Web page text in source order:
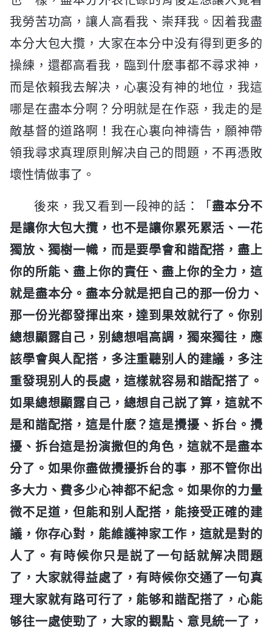
我勞苦功高，讓人高看我、崇拜我。因着我盡
本分大包大攬，大家在本分中没有得到更多的
操練，還都高看我，臨到什麽事都不尋求神，
而是依賴我去解决，心裏没有神的地位，我這
哪是在盡本分啊？分明就是在作惡，我走的是
敵基督的道路啊！我在心裏向神禱告，願神帶
領我尋求真理原則解决自己的問題，不再憑敗
壞性情做事了。
後來，我又看到一段神的話：「 盡本分不
是讓你大包大攬，也不是讓你累死累活、一花
獨放、獨樹一幟，而是要學會和諧配搭，盡上
你的所能、盡上你的責任、盡上你的全力，這
就是盡本分。盡本分就是把自己的那一份力、
那一份光都發揮出來，達到果效就行了。你别
總想顯露自己，别總想唱高調，獨來獨往，應
該學會與人配搭，多注重聽别人的建議，多注
重發現别人的長處，這樣就容易和諧配搭了。
如果總想顯露自己，總想自己説了算，這就不
是和諧配搭，這是什麽？這是攪擾、拆台。攪
擾、拆台這是扮演撒但的角色，這就不是盡本
分了。如果你盡做攪擾拆台的事，那不管你出
多大力、費多少心神都不紀念。如果你的力量
微不足道，但能和别人配搭，能接受正確的建
議，你存心對，能維護神家工作，這就是對的
人了。有時候你只是説了一句話就解决問題
了，大家就得益處了，有時候你交通了一句真
理大家就有路可行了，能够和諧配搭了，心能
够往一處使勁了，大家的觀點、意見統一了，